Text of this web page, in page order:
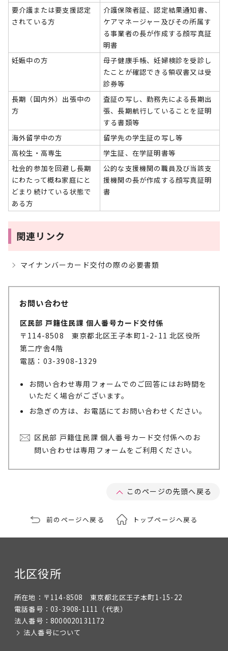
要介護または要支援認定
されている方
介護保険者証、認定結果通知書、
ケアマネージャー及びその所属す
る事業者の長が作成する顔写真証
明書
妊娠中の方
母子健康手帳、妊婦検診を受診し
たことが確認できる領収書又は受
診券等
長期（国内外）出張中の
方
査証の写し、勤務先による長期出
張、長期航行していることを証明
する書類等
海外留学中の方
留学先の学生証の写し等
高校生・高専生
学生証、在学証明書等
社会的参加を回避し長期
にわたって概ね家庭にと
どまり続けている状態で
ある方
公的な支援機関の職員及び当該支
援機関の長が作成する顔写真証明
書
関連リンク
マイナンバーカード交付の際の必要書類
お問い合わせ
区民部 戸籍住民課 個人番号カード交付係
〒114-8508 東京都北区王子本町1-2-11 北区役所
第二庁舎4階
電話：03-3908-1329
お問い合わせ専用フォームでのご回答にはお時間を
いただく場合がございます。
お急ぎの方は、お電話にてお問い合わせください。
区民部 戸籍住民課 個人番号カード交付係へのお
問い合わせは専用フォームをご利用ください。
このページの先頭へ戻る
前のページへ戻る トップページへ戻る
北区役所
所在地： 〒114-8508 東京都北区王子本町1-15-22
電話番号： 03-3908-1111 （代表）
法人番号： 8000020131172
法人番号について